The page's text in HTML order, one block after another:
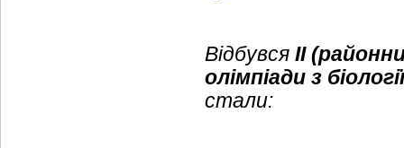
Відбувся ІІ
олімпіади з біології
стали: